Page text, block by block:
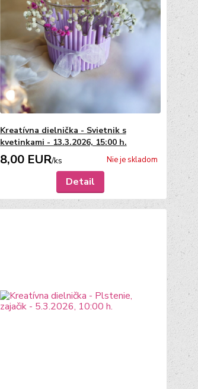
Kreatívna dielnička - Svietnik s
kvetinkami - 13.3.2026, 15:00 h.
8,00 EUR/ks Nie je skladom
Detail